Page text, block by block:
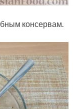
консервам.